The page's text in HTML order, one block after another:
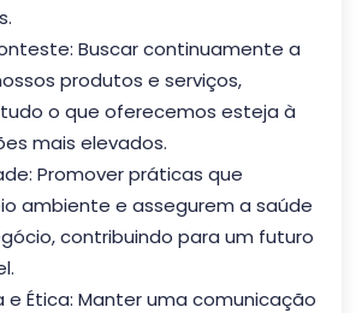
Buscar continuamente a
produtos e serviços,
o que oferecemos esteja à
mais elevados.
Promover práticas que
ambiente e assegurem a saúde
contribuindo para um futuro
e Ética: Manter uma comunicação